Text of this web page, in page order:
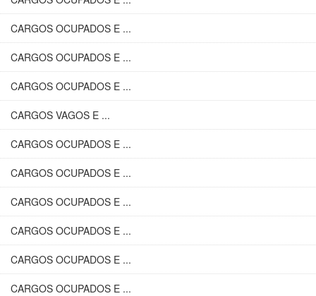
CARGOS OCUPADOS E ...
CARGOS OCUPADOS E ...
CARGOS OCUPADOS E ...
CARGOS VAGOS E ...
CARGOS OCUPADOS E ...
CARGOS OCUPADOS E ...
CARGOS OCUPADOS E ...
CARGOS OCUPADOS E ...
CARGOS OCUPADOS E ...
CARGOS OCUPADOS E ...